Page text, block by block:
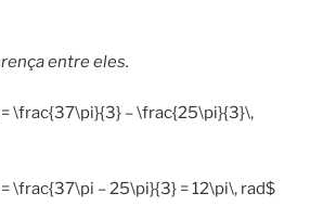
entreeles.
\frac{37\pi}{3} – \frac{25\pi}{3}\,
\frac{37\pi – 25\pi}{3} = 12\pi\, rad$